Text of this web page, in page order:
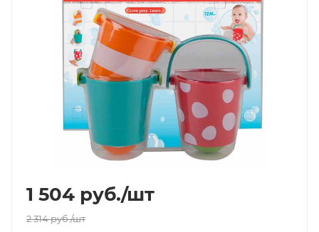
1 504 руб./шт
2 314руб./шт